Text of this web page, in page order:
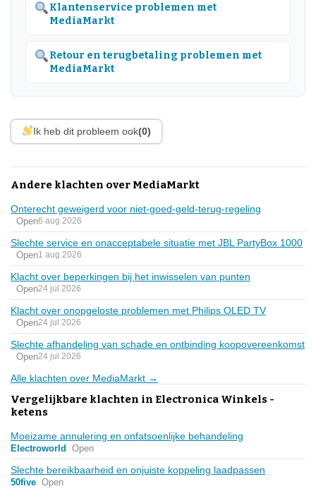
Klantenservice problemen met
MediaMarkt
Retour en terugbetaling problemen met
MediaMarkt
Ik heb dit probleem ook(0)
Andere klachten over MediaMarkt
Onterecht geweigerd voor niet-goed-geld-terug-regeling
Open6 aug 2026
Slechte service en onacceptabele situatie met JBL PartyBox 1000
Open1 aug 2026
Klacht over beperkingen bij het inwisselen van punten
Open24 jul 2026
Klacht over onopgeloste problemen met Philips OLED TV
Open24 jul 2026
Slechte afhandeling van schade en ontbinding koopovereenkomst
Open24 jul 2026
Alle klachten over MediaMarkt →
Vergelijkbare klachten in Electronica Winkels -
ketens
Moeizame annulering en onfatsoenlijke behandeling
Electroworld Open
Slechte bereikbaarheid en onjuiste koppeling laadpassen
50five Open